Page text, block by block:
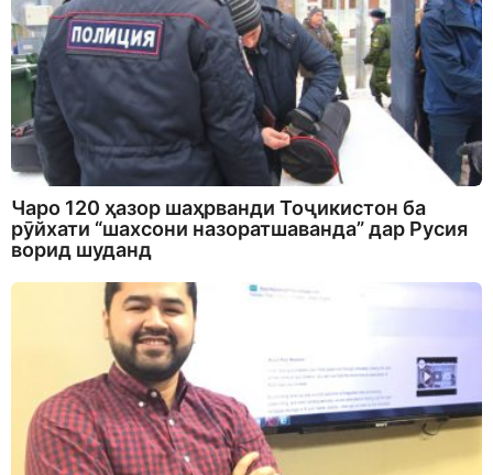
Чаро 120 ҳазор шаҳрванди Тоҷикистон ба
рӯйхати “шахсони назоратшаванда” дар Русия
ворид шуданд